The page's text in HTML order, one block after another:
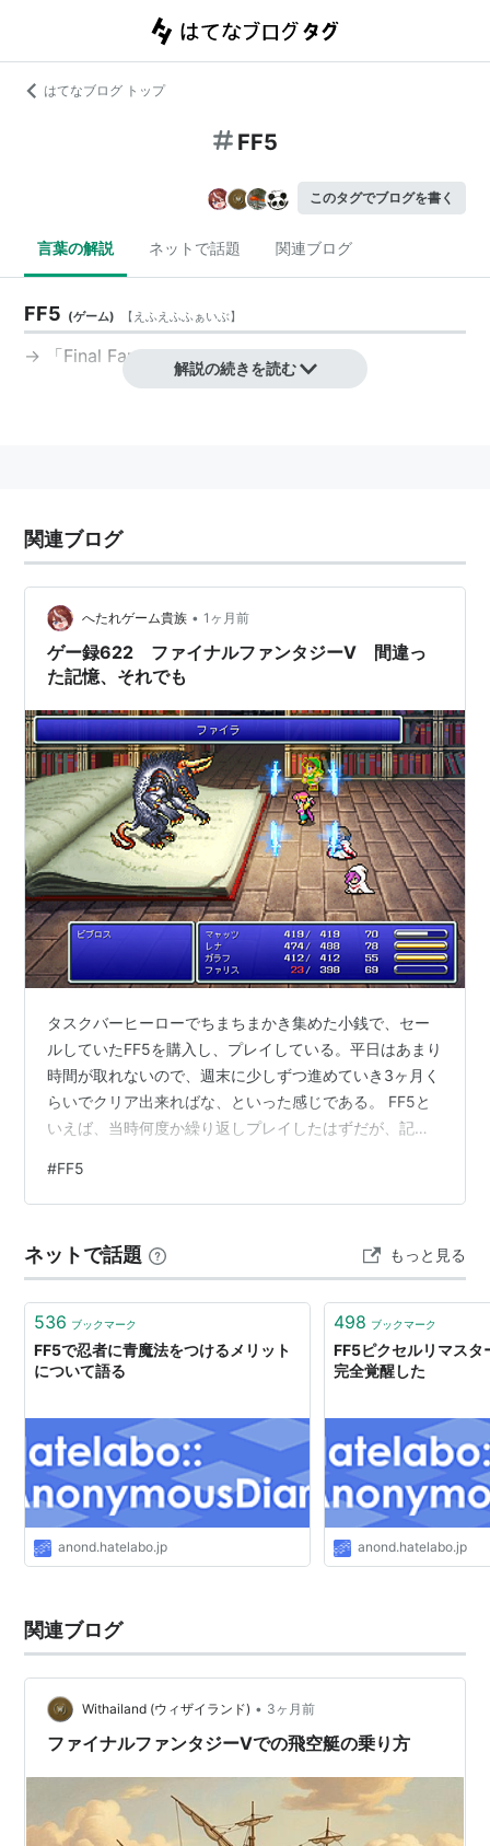
はてなブログ トップ
FF5
このタグでブログを書く
言葉の解説 ネットで話題 関連ブログ
FF5 (ゲーム) 【 えふえふふぁいぶ】
→ 「Final Fantasy V」
解説の続きを読む
関連ブログ
へたれゲーム貴族 • 1ヶ月前
ゲー録622 ファイナルファンタジーⅤ 間違っ
た記憶、それでも
タスクバーヒーローでちまちまかき集めた小銭で、セー
ルしていたFF5を購入し、プレイしている。平日はあまり
時間が取れないので、週末に少しずつ進めていき3ヶ月く
らいでクリア出来ればな、といった感じである。 FF5と
いえば、当時何度か繰り返しプレイしたはずだが、記憶
いたのは小学生の頃なのだから。特に一番の記憶違いは
コレだ。 ラムウ。このじーさんの出現場所だ。 僕は25年
ると思い込んでいたが、今回FF5を改めてプレイして本当
にラムウが出現する場所は下の画像の森だという事を知
った。下画像の左側には村（イス…
#FF5
ネットで話題 もっと見る
536 ブックマーク
FF5で忍者に青魔法をつけるメリット
について語る
anond.hatelabo.jp
498 ブックマーク
FF5ピクセルリマスタ
完全覚醒した
anond.hatelabo.jp
関連ブログ
Withailand (ウィザイランド) • 3ヶ月前
ファイナルファンタジーVでの飛空艇の乗り方